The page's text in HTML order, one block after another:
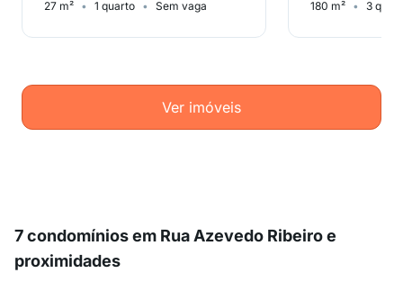
27 m²
1 quarto Sem vaga
180 m²
3
Ver imóveis
7 condomínios em Rua Azevedo Ribeiro e
proximidades